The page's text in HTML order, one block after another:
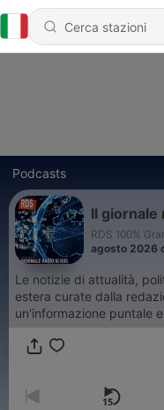
Podcasts
Il giornale
RDS 100%
agosto 2026
Le notizie di attualità,
estera curate dalla
un'informazione puntale